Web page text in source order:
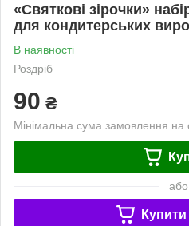
«Святкові зірочки»
для кондитерських
В наявності
Роздріб
90 ₴
Мінімальна сума замовлення на
або
Купити